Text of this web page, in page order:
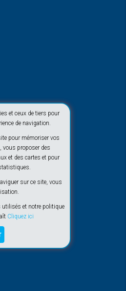
et ceux de tiers pour
de navigation.
pour mémoriser vos
vous proposer des
et des cartes et pour
sur ce site, vous
utilisés et notre politique
Cliquez ici